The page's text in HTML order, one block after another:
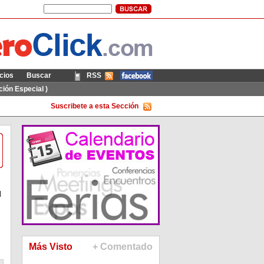
Especial )
Buscar
RSS
Suscribete a esta Sección
Más Visto + Comentado